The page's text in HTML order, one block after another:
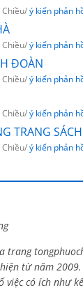
Chiều/ý kiến phản
Chiều/ý kiến phản
ĐOÀN
Chiều/ý kiến phản
Chiều/ý kiến phản
TRANG SÁCH
Chiều/ý kiến phản
trang
từ năm
việc có ích như